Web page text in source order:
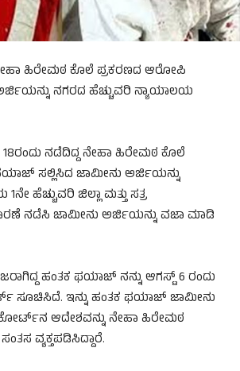
ನೇಹಾ ಹಿರೇಮಠ ಕೊಲೆ ಪ್ರಕರಣದ ಆರೋಪಿ
ನಗರದ ಹೆಚ್ಚುವರಿ ನ್ಯಾಯಾಲಯ
ನಡೆದಿದ್ದ ನೇಹಾ ಹಿರೇಮಠ ಕೊಲೆ
ಸಲ್ಲಿಸಿದ ಜಾಮೀನು ಅರ್ಜಿಯನ್ನು
ಹೆಚ್ಚುವರಿ ಜಿಲ್ಲಾ ಮತ್ತು ಸತ್ರ
ನಡೆಸಿ ಜಾಮೀನು ಅರ್ಜಿಯನ್ನು ವಜಾ ಮಾಡಿ
ಹಂತಕ ಫಯಾಜ್​ ನನ್ನು ಆಗಸ್ಟ್ 6 ರಂದು
ಸೂಚಿಸಿದೆ. ಇನ್ನು ಹಂತಕ ಫಯಾಜ್ ಜಾಮೀನು
ಆದೇಶವನ್ನು ನೇಹಾ ಹಿರೇಮಠ
ವ್ಯಕ್ತಪಡಿಸಿದ್ದಾರೆ.